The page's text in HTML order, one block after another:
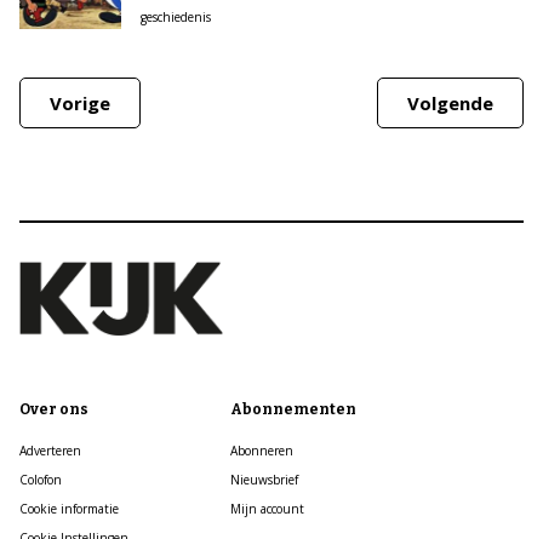
geschiedenis
Vorige Volgende
Over ons
Adverteren
Colofon
Cookie informatie
Abonnementen
Abonneren
Nieuwsbrief
Mijn account